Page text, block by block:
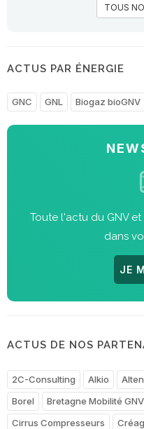
TOUS
ACTUS PAR ÉNERGIE
GNC GNL Biogaz bioGNV
Toute l'actu du GNV
dans
JE
ACTUS DE NOS
2C-Consulting Alkio
Borel
Bretagne Mobilité GNV
Cirrus Compresseurs